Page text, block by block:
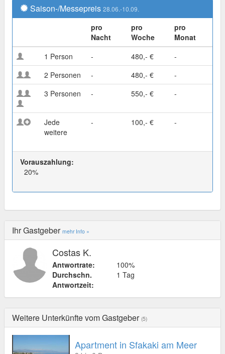
Saison-/Messepreis 28.06.-10.09.
pro
Nacht
pro
Woche
pro
Monat
1 Person
- 480,- €
-
2 Personen
- 480,- €
-
3 Personen
- 550,- € -
Jede
weitere
- 100,- € -
Vorauszahlung:
20%
Ihr Gastgeber mehr Info »
Costas K.
Antwortrate:
100%
Durchschn.
Antwortzeit:
1 Tag
Weitere Unterkünfte vom Gastgeber (5)
Apartment in Sfakaki am Meer